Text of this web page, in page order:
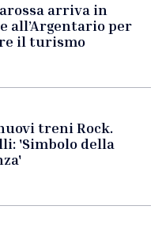
arriva in
all’Argentario per
il turismo
treni Rock.
'Simbolo della